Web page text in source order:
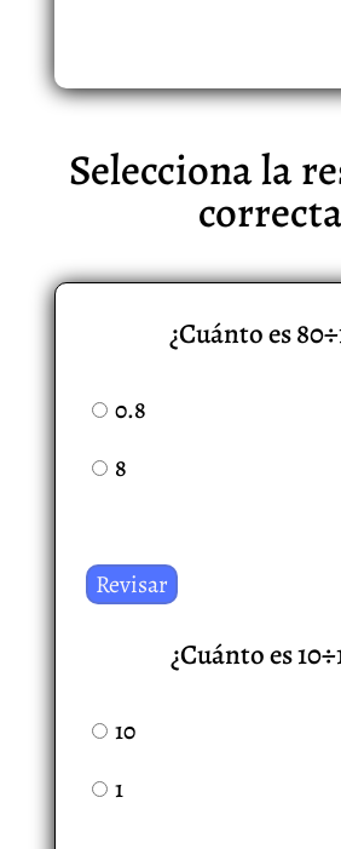
Selecciona la
¿Cuánto es
0.8
8
¿Cuánto es
10
1